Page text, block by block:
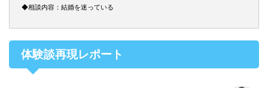
◆相談内容：結婚を迷っている
体験談再現レポート